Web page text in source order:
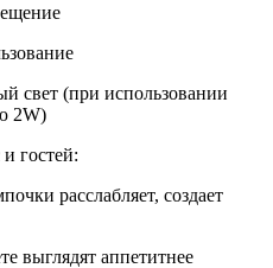
свет (при использовании
2W)
гостей:
расслабляет, создает
выглядят аппетитнее